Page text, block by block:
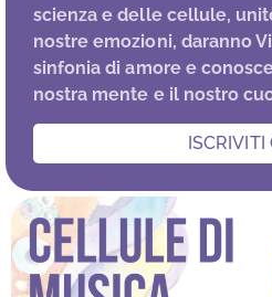
scienza e delle cellule,
nostre emozioni, daranno
sinfonia di amore e
nostra mente e il nostro
ISCRIVITI